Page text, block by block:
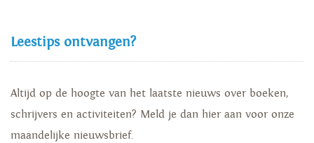
Leestips ontvangen?
Altijd op de hoogte van het laatste nieuws over boeken,
schrijvers en activiteiten? Meld je dan hier aan voor onze
maandelijke nieuwsbrief.